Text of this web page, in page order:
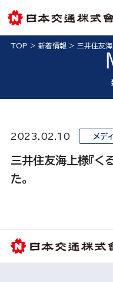
TOP > 新着情報> 三井住友海
2023.02.10 メデ
三井住友海上様『く
た。